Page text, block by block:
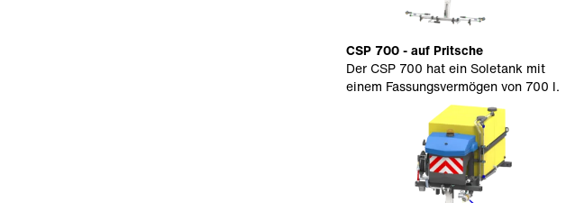
CSP 700 - auf Pritsche
Der CSP 700 hat ein Soletank mit
einem Fassungsvermögen von 700 l.